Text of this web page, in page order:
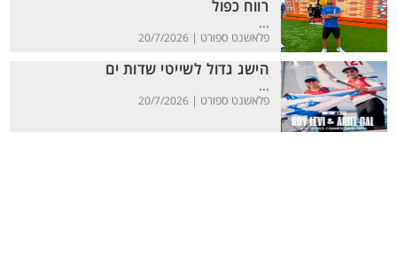
רווח כפול
...
פלאשנט ספורט | 20/7/2026
הישג גדול לשייטי שדות ים
...
פלאשנט ספורט | 20/7/2026